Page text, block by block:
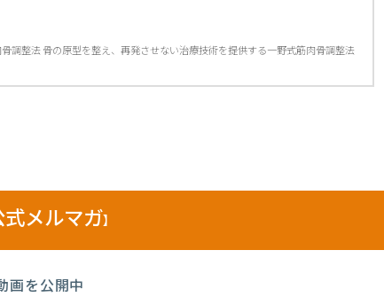
調整法 骨の原型を整え、再発させない治療技術を提供する一野式筋肉骨調整法
メルマガ】
画を公開中